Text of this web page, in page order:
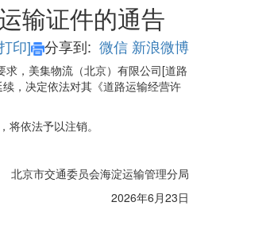
输证件的通告
印] 分享到: 微信 新浪微博
，美集物流（北京）有限公司[道路
，决定依法对其《道路运输经营许
依法予以注销。
北京市交通委员会海淀运输管理分局
2026年6月23日